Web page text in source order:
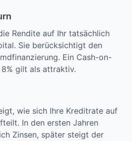
Rendite auf Ihr tatsächlich
Sie berücksichtigt den
Ein Cash-on-
gilt als attraktiv.
wie sich Ihre Kreditrate auf
In den ersten Jahren
Zinsen, später steigt der